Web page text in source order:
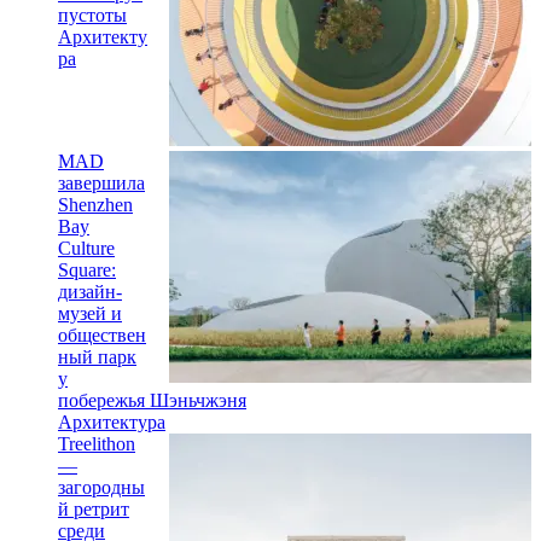
пустоты
Архитекту
ра
MAD
завершила
Shenzhen
Bay
Culture
Square:
дизайн-
музей и
обществен
ный парк
у
побережья Шэньчжэня
Архитектура
Treelithon
—
загородны
й ретрит
среди